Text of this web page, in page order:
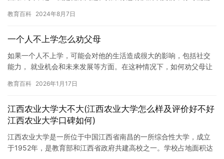
呢？这…
教育百科 2024年8月7日
一个人不上学怎么劝父母
如果一个人不上学，可能会对他的生活造成很大的影响，包括社交
能力， 就业机会和未来发展等方面。在这种情况下，如何劝父母让
父…
教育百科 2026年1月17日
江西农业大学大不大(江西农业大学怎么样及评价好不好
江西农业大学口碑如何)
江西农业大学是一所位于中国江西省南昌的一所综合性大学，成立
于1952年，是教育部和江西省政府共建高校之一。学校占地面积达